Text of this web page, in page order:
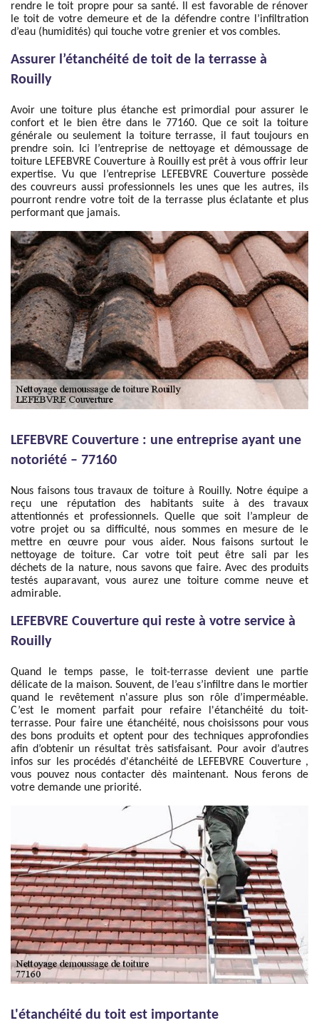
rendre le toit propre pour sa santé. Il est favorable de rénover
le toit de votre demeure et de la défendre contre l’infiltration
d’eau (humidités) qui touche votre grenier et vos combles.
Assurer l’étanchéité de toit de la terrasse à
Rouilly
Avoir une toiture plus étanche est primordial pour assurer le
confort et le bien être dans le 77160. Que ce soit la toiture
générale ou seulement la toiture terrasse, il faut toujours en
prendre soin. Ici l’entreprise de nettoyage et démoussage de
toiture LEFEBVRE Couverture à Rouilly est prêt à vous offrir leur
expertise. Vu que l’entreprise LEFEBVRE Couverture possède
des couvreurs aussi professionnels les unes que les autres, ils
pourront rendre votre toit de la terrasse plus éclatante et plus
performant que jamais.
LEFEBVRE Couverture : une entreprise ayant une
notoriété – 77160
Nous faisons tous travaux de toiture à Rouilly. Notre équipe a
reçu une réputation des habitants suite à des travaux
attentionnés et professionnels. Quelle que soit l’ampleur de
votre projet ou sa difficulté, nous sommes en mesure de le
mettre en œuvre pour vous aider. Nous faisons surtout le
nettoyage de toiture. Car votre toit peut être sali par les
déchets de la nature, nous savons que faire. Avec des produits
testés auparavant, vous aurez une toiture comme neuve et
admirable.
LEFEBVRE Couverture qui reste à votre service à
Rouilly
Quand le temps passe, le toit-terrasse devient une partie
délicate de la maison. Souvent, de l’eau s’infiltre dans le mortier
quand le revêtement n'assure plus son rôle d’imperméable.
C’est le moment parfait pour refaire l'étanchéité du toit-
terrasse. Pour faire une étanchéité, nous choisissons pour vous
des bons produits et optent pour des techniques approfondies
afin d’obtenir un résultat très satisfaisant. Pour avoir d’autres
infos sur les procédés d'étanchéité de LEFEBVRE Couverture ,
vous pouvez nous contacter dès maintenant. Nous ferons de
votre demande une priorité.
L'étanchéité du toit est importante